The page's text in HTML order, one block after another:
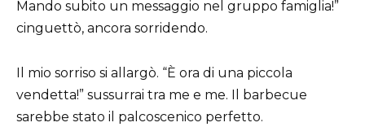
Mando subito un messaggio nel gruppo famiglia!”
cinguettò, ancora sorridendo.
Il mio sorriso si allargò. “È ora di una piccola
vendetta!” sussurrai tra me e me. Il barbecue
sarebbe stato il palcoscenico perfetto.